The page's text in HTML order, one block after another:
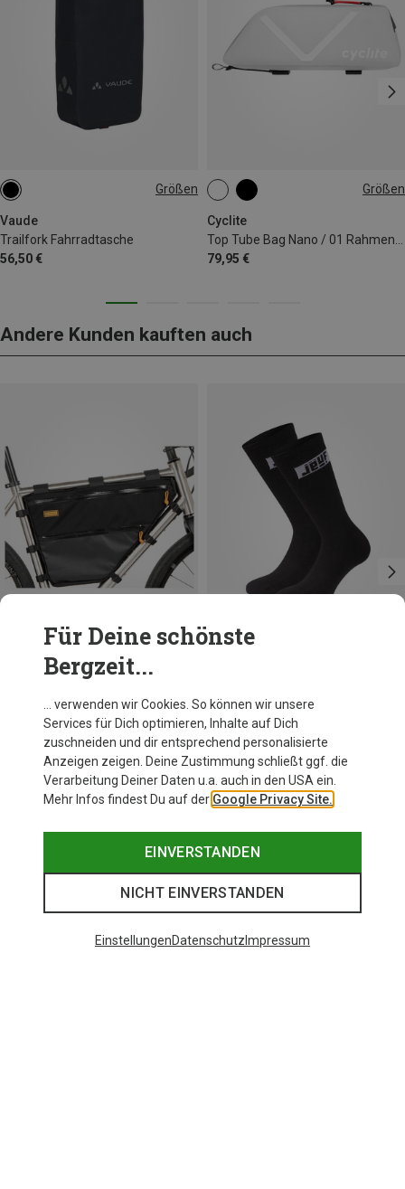
Größen
Vaude
Trailfork Fahrradtasche
56,50 €
4L Größen
Cyclite
79,95 €
0.6L
Andere Kunden kauften auch
Du sparst 11%
Bergzeit Basics
Jeuf Essential 2er Pack Socken
24,70 €
43|44|45|46
Für Deine schönste
Bergzeit...
… verwenden wir Cookies. So können wir unsere
Services für Dich optimieren, Inhalte auf Dich
zuschneiden und dir entsprechend personalisierte
Anzeigen zeigen. Deine Zustimmung schließt ggf. die
Verarbeitung Deiner Daten u.a. auch in den USA ein.
Mehr Infos findest Du auf der Google Privacy Site.
EINVERSTANDEN
NICHT EINVERSTANDEN
EinstellungenDatenschutz Impressum